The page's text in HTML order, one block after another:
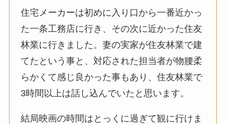
住宅メーカーは初めに入り口から一番近かっ
た一条工務店に行き、その次に近かった住友
林業に行きました。妻の実家が住友林業で建
てたという事と、対応された担当者が物腰柔
らかくて感じ良かった事もあり、住友林業で
3時間以上は話し込んでいたと思います。
結局映画の時間はとっくに過ぎて観に行けま